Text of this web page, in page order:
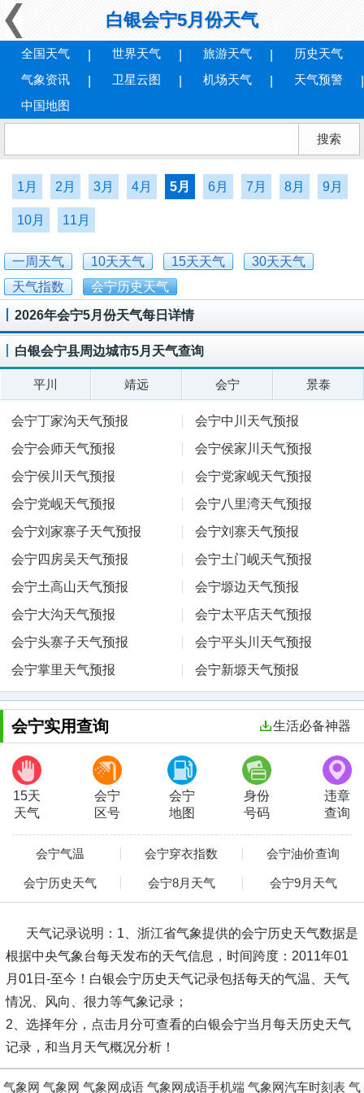
白银会宁5月份天气
全国天气 世界天气 旅游天气
历史天气
气象资讯
卫星云图 机场天气
天气预警
中国地图
1月 2月 3月 4月 5月 6月 7月 8月 9月
10月 11月
一周天气 10天天气 15天天气
30天天气
天气指数
会宁历史天气
2026年会宁5月份天气每日详情
白银会宁县周边城市5月天气查询
平川 靖远 会宁 景泰
会宁丁家沟天气预报
会宁中川天气预报
会宁会师天气预报
会宁侯家川天气预报
会宁侯川天气预报
会宁党家岘天气预报
会宁党岘天气预报
会宁八里湾天气预报
会宁刘家寨子天气预报
会宁刘寨天气预报
会宁四房吴天气预报
会宁土门岘天气预报
会宁土高山天气预报
会宁塬边天气预报
会宁大沟天气预报
会宁太平店天气预报
会宁头寨子天气预报
会宁平头川天气预报
会宁掌里天气预报
会宁新塬天气预报
会宁实用查询 生活必备神器
15天
天气
会宁
区号
会宁
地图
身份
号码
违章
查询
会宁气温 会宁穿衣指数 会宁油价查询
会宁历史天气 会宁8月天气 会宁9月天气
天气记录说明： 1、浙江省气象提供的会宁历史天气数据是
根据中央气象台每天发布的天气信息，时间跨度：2011年01
月01日-至今！白银会宁历史天气记录包括每天的气温、天气
情况、风向、很力等气象记录；
2、选择年分，点击月分可查看的白银会宁当月每天历史天气
记录，和当月天气概况分析！
气象网 气象网 气象网成语 气象网成语手机端 气象网汽车时刻表 气